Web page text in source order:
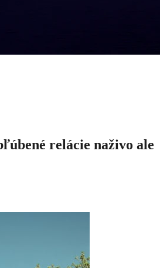
relácie naživo ale